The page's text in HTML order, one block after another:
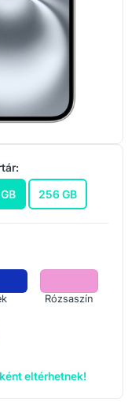
256 GB
Rózsaszín
eltérhetnek!